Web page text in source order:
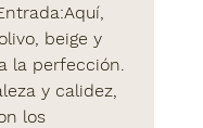
:Aquí,
, beige y
la perfección.
y calidez,
los